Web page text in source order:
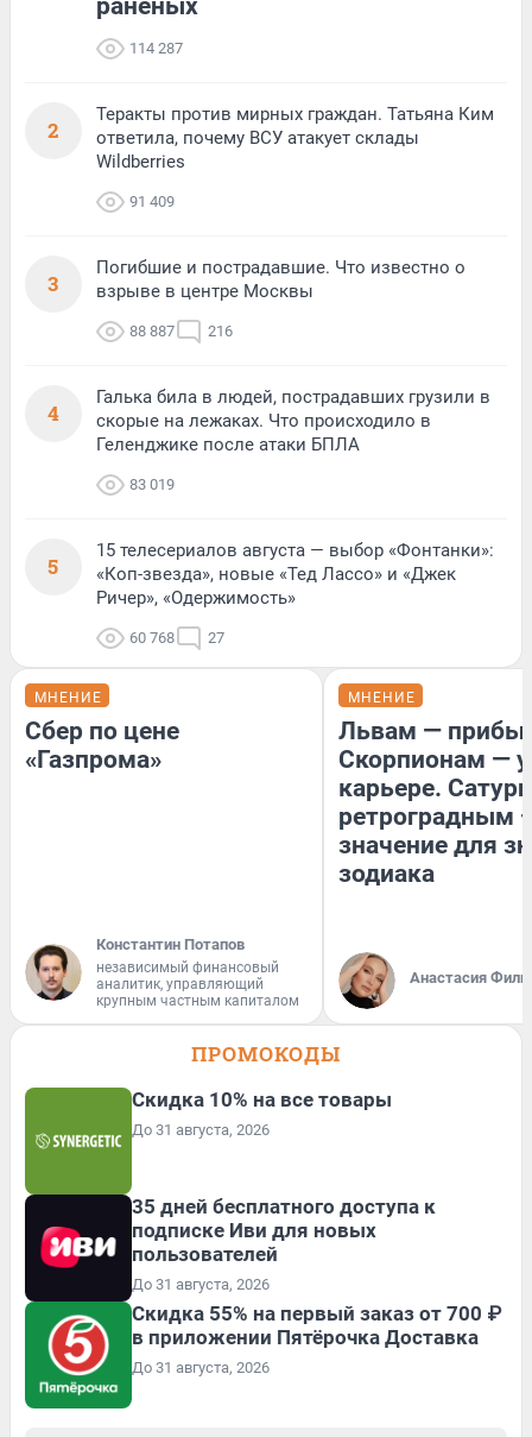
раненых
114 287
2
Теракты против мирных граждан. Татьяна Ким
ответила, почему ВСУ атакует склады
Wildberries
91 409
3
Погибшие и пострадавшие. Что известно о
взрыве в центре Москвы
88 887 216
4
Галька била в людей, пострадавших грузили в
скорые на лежаках. Что происходило в
Геленджике после атаки БПЛА
83 019
5
15 телесериалов августа — выбор «Фонтанки»:
«Коп-звезда», новые «Тед Лассо» и «Джек
Ричер», «Одержимость»
60 768 27
МНЕНИЕ
Сбер по цене
«Газпрома»
Константин Потапов
независимый финансовый
аналитик, управляющий
крупным частным капиталом
МНЕНИЕ
Львам —
Скорпионам —
карьере.
ретроградным
значение для
зодиака
Анастасия
ПРОМОКОДЫ
Скидка 10% на все товары
До 31 августа, 2026
35 дней бесплатного доступа к
подписке Иви для новых
пользователей
До 31 августа, 2026
Скидка 55% на первый заказ от 700 ₽
в приложении Пятёрочка Доставка
До 31 августа, 2026